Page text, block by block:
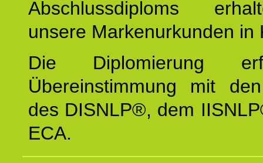
Abschlussdiploms
unsere Markenurkunden in
Die Diplomierung
Übereinstimmung mit
des DISNLP®, dem
ECA.